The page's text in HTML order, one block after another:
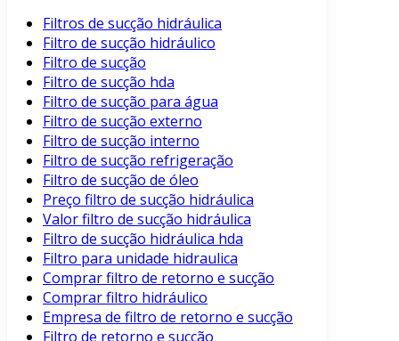
Filtros de sucção hidráulica
Filtro de sucção hidráulico
Filtro de sucção
Filtro de sucção hda
Filtro de sucção para água
Filtro de sucção externo
Filtro de sucção interno
Filtro de sucção refrigeração
Filtro de sucção de óleo
Preço filtro de sucção hidráulica
Valor filtro de sucção hidráulica
Filtro de sucção hidráulica hda
Filtro para unidade hidraulica
Comprar filtro de retorno e sucção
Comprar filtro hidráulico
Empresa de filtro de retorno e sucção
Filtro de retorno e sucção